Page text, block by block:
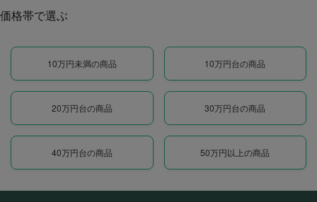
価格帯で選ぶ
10万円未満の商品 10万円台の商品
20万円台の商品 30万円台の商品
40万円台の商品 50万円以上の商品